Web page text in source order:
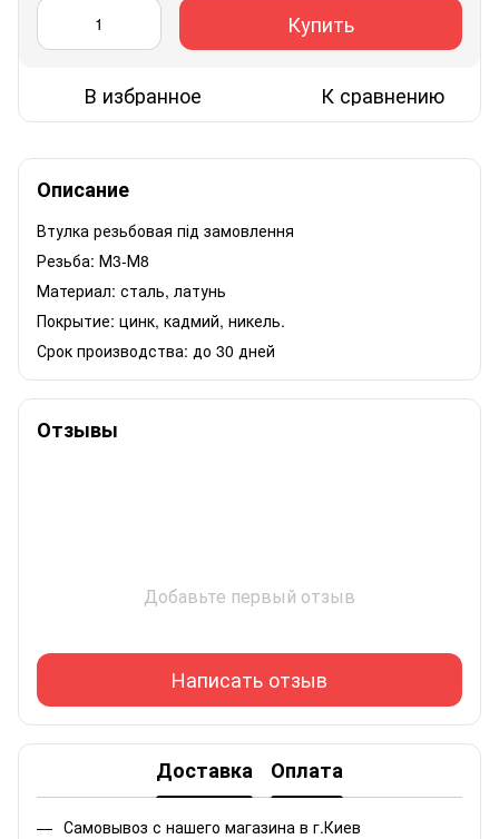
Купить
В избранное К сравнению
Описание
Втулка резьбовая під замовлення
Резьба: М3-М8
Материал: сталь, латунь
Покрытие: цинк, кадмий, никель.
Срок производства: до 30 дней
Отзывы
Добавьте первый отзыв
Написать отзыв
Доставка Оплата
Самовывоз с нашего магазина в г.Киев